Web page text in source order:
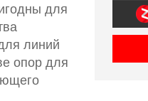
для
линий
опор для